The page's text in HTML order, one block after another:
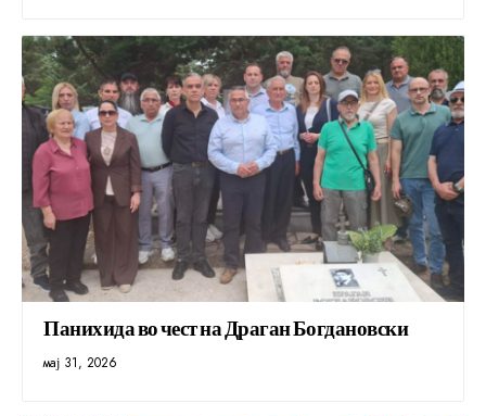
Панихида во чест на Драган Богдановски
мај 31, 2026